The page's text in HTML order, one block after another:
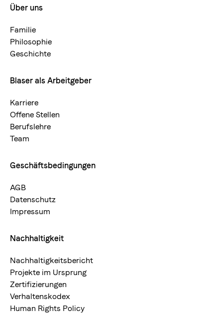
Footermenue-
neu
Über uns
Familie
Philosophie
Geschichte
Blaser als Arbeitgeber
Karriere
Offene Stellen
Berufslehre
Team
Geschäftsbedingungen
AGB
Datenschutz
Impressum
Nachhaltigkeit
Nachhaltigkeitsbericht
Projekte im Ursprung
Zertifizierungen
Verhaltenskodex
Human Rights Policy